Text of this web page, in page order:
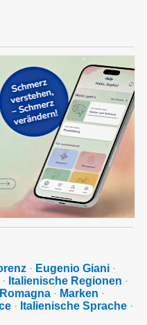
· Eugenio Giani ·
· Italienische Regionen ·
· Marken ·
· Italienische Sprache ·